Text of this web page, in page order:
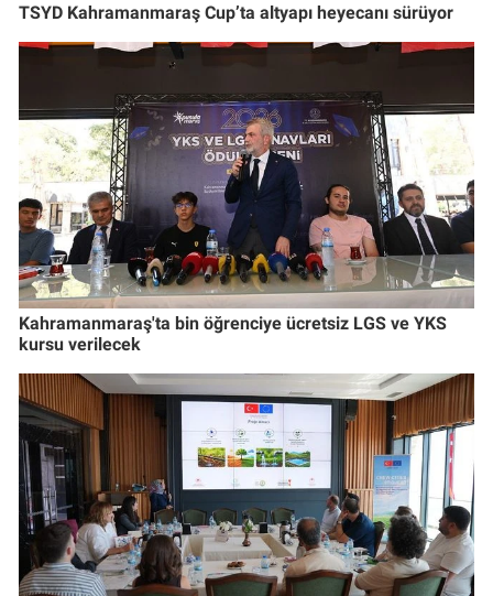
TSYD Kahramanmaraş Cup’ta altyapı heyecanı sürüyor
Kahramanmaraş'ta bin öğrenciye ücretsiz LGS ve YKS
kursu verilecek